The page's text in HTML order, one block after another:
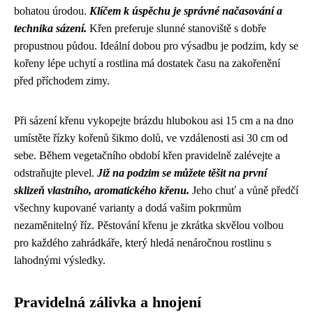
bohatou úrodou. Klíčem k úspěchu je správné načasování a
technika sázení. Křen preferuje slunné stanoviště s dobře
propustnou půdou. Ideální dobou pro výsadbu je podzim, kdy se
kořeny lépe uchytí a rostlina má dostatek času na zakořenění
před příchodem zimy.
Při sázení křenu vykopejte brázdu hlubokou asi 15 cm a na dno
umístěte řízky kořenů šikmo dolů, ve vzdálenosti asi 30 cm od
sebe. Během vegetačního období křen pravidelně zalévejte a
odstraňujte plevel. Již na podzim se můžete těšit na první
sklizeň vlastního, aromatického křenu. Jeho chuť a vůně předčí
všechny kupované varianty a dodá vašim pokrmům
nezaměnitelný říz. Pěstování křenu je zkrátka skvělou volbou
pro každého zahrádkáře, který hledá nenáročnou rostlinu s
lahodnými výsledky.
Pravidelná zálivka a hnojení